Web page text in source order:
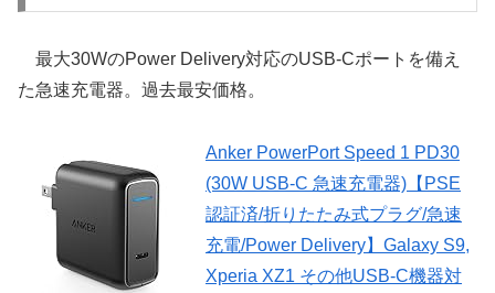
最大30WのPower Delivery対応のUSB-Cポートを備え
た急速充電器。過去最安価格。
Anker PowerPort Speed 1 PD30
(30W USB-C 急速充電器)【PSE
認証済/折りたたみ式プラグ/急速
充電/Power Delivery】Galaxy S9,
Xperia XZ1 その他USB-C機器対